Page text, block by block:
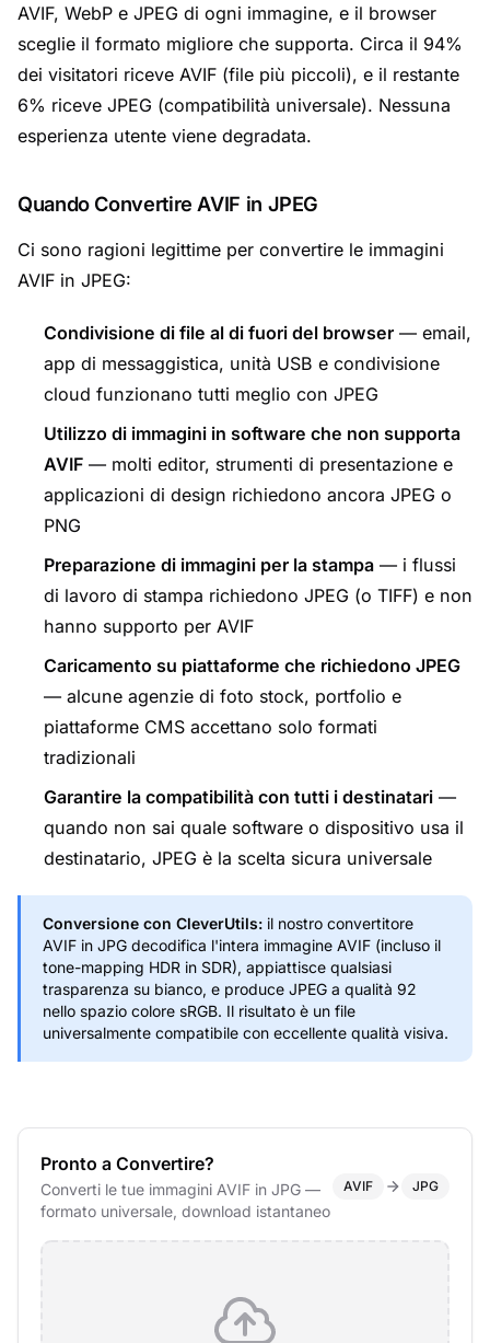
AVIF, WebP e JPEG di ogni immagine, e il browser
sceglie il formato migliore che supporta. Circa il 94%
dei visitatori riceve AVIF (file più piccoli), e il restante
6% riceve JPEG (compatibilità universale). Nessuna
esperienza utente viene degradata.
Quando Convertire AVIF in JPEG
Ci sono ragioni legittime per convertire le immagini
AVIF in JPEG:
Condivisione di file al di fuori del browser — email,
app di messaggistica, unità USB e condivisione
cloud funzionano tutti meglio con JPEG
Utilizzo di immagini in software che non supporta
AVIF — molti editor, strumenti di presentazione e
applicazioni di design richiedono ancora JPEG o
PNG
Preparazione di immagini per la stampa — i flussi
di lavoro di stampa richiedono JPEG (o TIFF) e non
hanno supporto per AVIF
Caricamento su piattaforme che richiedono JPEG
— alcune agenzie di foto stock, portfolio e
piattaforme CMS accettano solo formati
tradizionali
Garantire la compatibilità con tutti i destinatari —
quando non sai quale software o dispositivo usa il
destinatario, JPEG è la scelta sicura universale
Conversione con CleverUtils: il nostro convertitore
AVIF in JPG decodifica l'intera immagine AVIF (incluso il
tone-mapping HDR in SDR), appiattisce qualsiasi
trasparenza su bianco, e produce JPEG a qualità 92
nello spazio colore sRGB. Il risultato è un file
universalmente compatibile con eccellente qualità visiva.
Pronto a Convertire?
Converti le tue immagini AVIF in JPG —
formato universale, download istantaneo
AVIF JPG